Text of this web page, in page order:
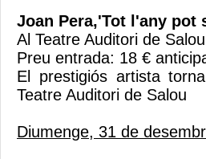
Joan Pera,'Tot l'any pot
Al Teatre Auditori de
Preu entrada: 18 €
El prestigiós artista
Teatre Auditori de Salou
Diumenge, 31 de